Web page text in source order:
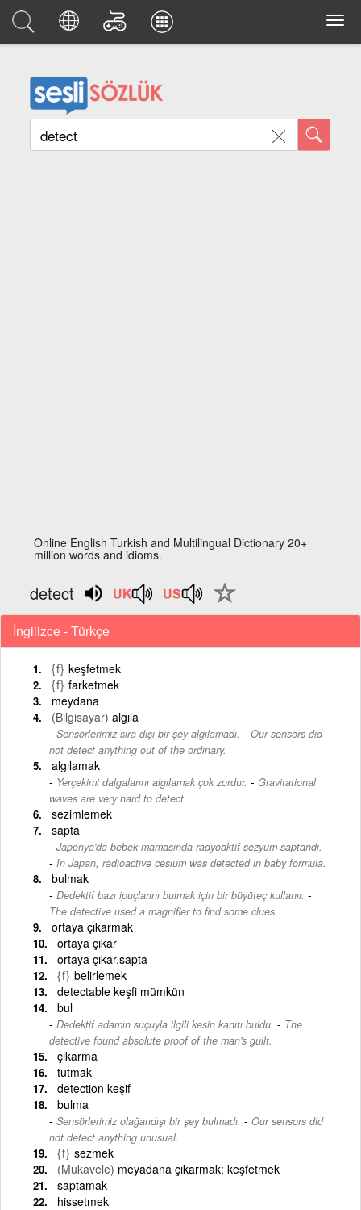
Online English Turkish and Multilingual Dictionary 20+
million words and idioms.
detect
İngilizce - Türkçe
{f} keşfetmek
{f} farketmek
meydana
(Bilgisayar) algıla
Sensörlerimiz sıra dışı bir şey algılamadı. - Our sensors did
not detect anything out of the ordinary.
algılamak
Yerçekimi dalgalarını algılamak çok zordur. - Gravitational
waves are very hard to detect.
sezimlemek
sapta
Japonya'da bebek mamasında radyoaktif sezyum saptandı.
- In Japan, radioactive cesium was detected in baby formula.
bulmak
Dedektif bazı ipuçlarını bulmak için bir büyüteç kullanır. -
The detective used a magnifier to find some clues.
ortaya çıkarmak
ortaya çıkar
ortaya çıkar,sapta
{f} belirlemek
detectable keşfi mümkün
bul
Dedektif adamın suçuyla ilgili kesin kanıtı buldu. - The
detective found absolute proof of the man's guilt.
çıkarma
tutmak
detection keşif
bulma
Sensörlerimiz olağandışı bir şey bulmadı. - Our sensors did
not detect anything unusual.
{f} sezmek
(Mukavele) meyadana çıkarmak; keşfetmek
saptamak
hissetmek